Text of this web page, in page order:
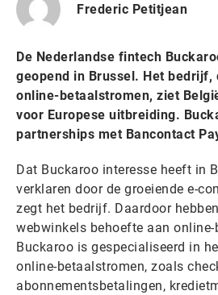
Frederic Petitjean
De Nederlandse fintech
geopend in Brussel. Het bedrijf,
online-betaalstromen, ziet
voor Europese uitbreiding.
partnerships met Bancontact
Dat Buckaroo interesse heeft in
verklaren door de groeiende e-
zegt het bedrijf. Daardoor
webwinkels behoefte aan
Buckaroo is gespecialiseerd in
online-betaalstromen, zoals
abonnementsbetalingen,